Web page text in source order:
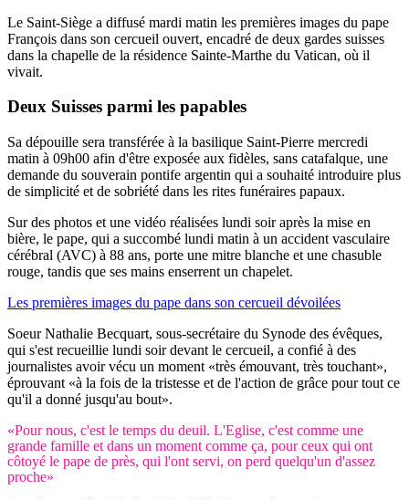
Le Saint-Siège a diffusé mardi matin les premières images du pape
François dans son cercueil ouvert, encadré de deux gardes suisses
dans la chapelle de la résidence Sainte-Marthe du Vatican, où il
vivait.
Deux Suisses parmi les papables
Sa dépouille sera transférée à la basilique Saint-Pierre mercredi
matin à 09h00 afin d'être exposée aux fidèles, sans catafalque, une
demande du souverain pontife argentin qui a souhaité introduire plus
de simplicité et de sobriété dans les rites funéraires papaux.
Sur des photos et une vidéo réalisées lundi soir après la mise en
bière, le pape, qui a succombé lundi matin à un accident vasculaire
cérébral (AVC) à 88 ans, porte une mitre blanche et une chasuble
rouge, tandis que ses mains enserrent un chapelet.
Les premières images du pape dans son cercueil dévoilées
Soeur Nathalie Becquart, sous-secrétaire du Synode des évêques,
qui s'est recueillie lundi soir devant le cercueil, a confié à des
journalistes avoir vécu un moment «très émouvant, très touchant»,
éprouvant «à la fois de la tristesse et de l'action de grâce pour tout ce
qu'il a donné jusqu'au bout».
«Pour nous, c'est le temps du deuil. L'Eglise, c'est comme une
grande famille et dans un moment comme ça, pour ceux qui ont
côtoyé le pape de près, qui l'ont servi, on perd quelqu'un d'assez
proche»